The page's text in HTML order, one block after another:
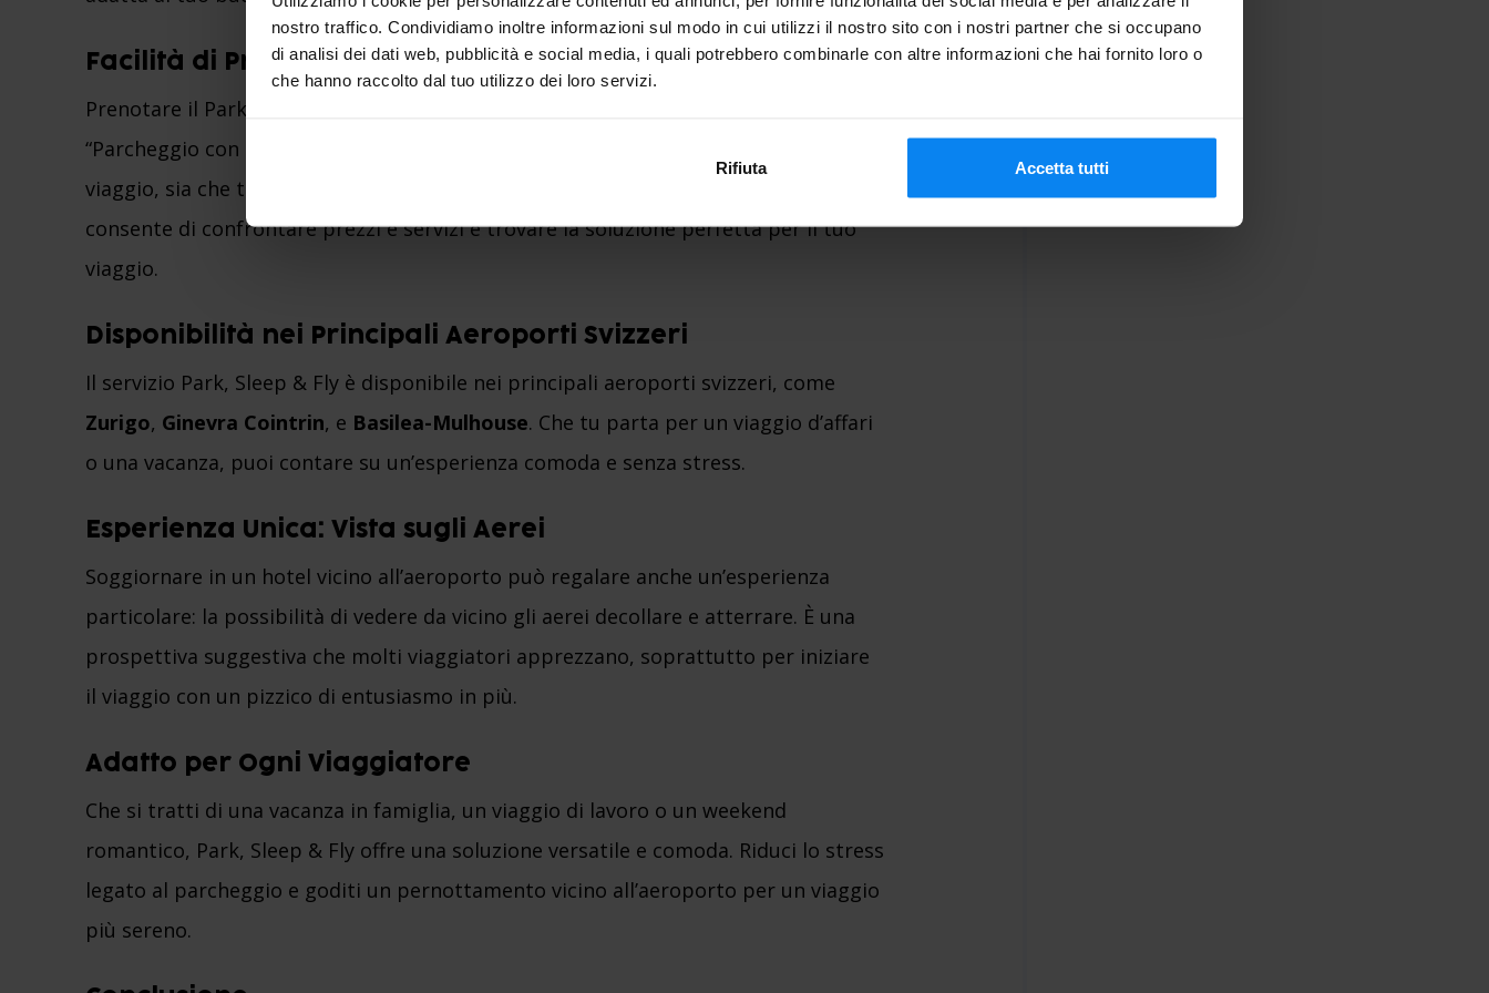
nostro traffico. Condividiamo inoltre informazioni sul modo in cui utilizzi il nostro sito con i nostri partner che si occupano
di analisi dei dati web, pubblicità e social media, i quali potrebbero combinarle con altre informazioni che hai fornito loro o
che hanno raccolto dal tuo utilizzo dei loro servizi.
Rifiuta Accetta tutti
Facilità di Prenotazione su Parkos
Prenotare il Park, Sleep & Fly è semplice e veloce su Parkos. Seleziona il filtro
“Parcheggio con hotel” per visualizzare le opzioni disponibili per le tue date di
viaggio, sia che tu parta da Ginevra, Zurigo, o Basilea-Mulhouse. La piattaforma
consente di confrontare prezzi e servizi e trovare la soluzione perfetta per il tuo
viaggio.
Disponibilità nei Principali Aeroporti Svizzeri
Il servizio Park, Sleep & Fly è disponibile nei principali aeroporti svizzeri, come
Zurigo, Ginevra Cointrin, e Basilea-Mulhouse. Che tu parta per un viaggio d’affari
o una vacanza, puoi contare su un’esperienza comoda e senza stress.
Esperienza Unica: Vista sugli Aerei
Soggiornare in un hotel vicino all’aeroporto può regalare anche un’esperienza
particolare: la possibilità di vedere da vicino gli aerei decollare e atterrare. È una
prospettiva suggestiva che molti viaggiatori apprezzano, soprattutto per iniziare
il viaggio con un pizzico di entusiasmo in più.
Adatto per Ogni Viaggiatore
Che si tratti di una vacanza in famiglia, un viaggio di lavoro o un weekend
romantico, Park, Sleep & Fly offre una soluzione versatile e comoda. Riduci lo stress
legato al parcheggio e goditi un pernottamento vicino all’aeroporto per un viaggio
più sereno.